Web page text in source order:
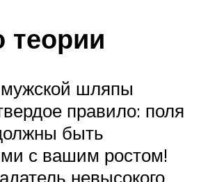
теории
шляпы
правило: поля
быть
с вашим ростом!
невысокого